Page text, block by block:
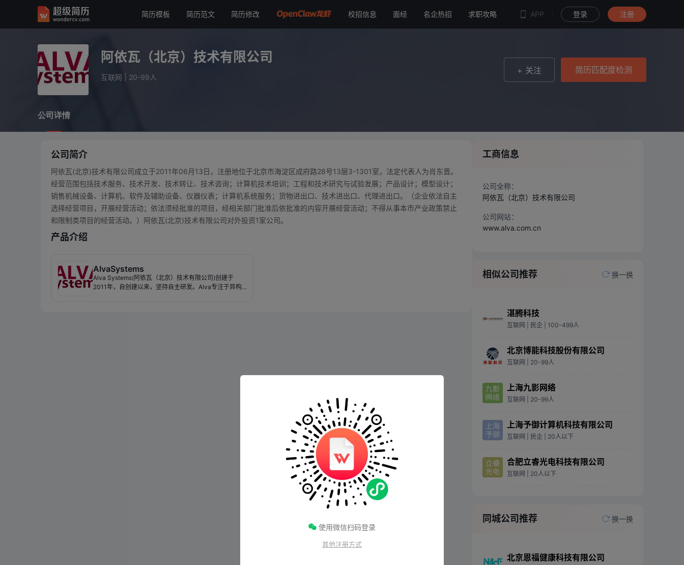
简历模板 简历范文 简历修改 校招信息 面经 名企热招 求职攻略 APP 登录 注册
阿依瓦（北京）技术有限公司
公司详情 阿依瓦（北京）技术有限公司
互联网 20-99人
+ 关注 简历匹配度检测
公司详情
公司简介
阿依瓦(北京)技术有限公司成立于2011年06月13日，注册地位于北京市海淀区成府路28号13层3-1301室，法定代表人为肖东晋。
经营范围包括技术服务、技术开发、技术转让、技术咨询；计算机技术培训；工程和技术研究与试验发展；产品设计；模型设计；
销售机械设备、计算机、软件及辅助设备、仪器仪表；计算机系统服务；货物进出口、技术进出口、代理进出口。（企业依法自主
选择经营项目，开展经营活动；依法须经批准的项目，经相关部门批准后依批准的内容开展经营活动；不得从事本市产业政策禁止
和限制类项目的经营活动。）阿依瓦(北京)技术有限公司对外投资1家公司。
产品介绍
AlvaSystems
Alva Systems(阿依瓦（北京）技术有限公司)创建于
2011年，自创建以来，坚持自主研发。Alva专注于异构
工商信息
公司全称：
阿依瓦（北京）技术有限公司
公司网站：
www.alva.com.cn
相似公司推荐 换一换
湛腾科技
互联网 | 民企 | 100-499人
北京博能科技股份有限公司
互联网 | 20-99人
上海九影网络
互联网 | 20-99人
上海予御计算机科技有限公司
互联网 | 民企 | 20人以下
合肥立睿光电科技有限公司
互联网 | 20人以下
同城公司推荐 换一换
北京恩福健康科技有限公司
使用微信扫码登录
其他注册方式